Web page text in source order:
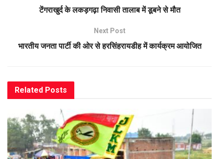
टेंगराखुर्द के लकड़गढ़ा निवासी तालाब में डूबने से मौत
Next Post
भारतीय जनता पार्टी की ओर से हरसिंहरायडीह में कार्यक्रम आयोजित
Related Posts